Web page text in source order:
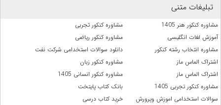
تبلیغات متنی
مشاوره کنکور هنر 1405
مشاوره کنکور تجربی
آموزش لغات انگلیسی
مشاوره کنکور ریاضی
مشاوره انتخاب رشته کنکور
دانلود سوالات استخدامی شرکت نفت
اشتراک الماس ماز
مشاوره کنکور زبان
اشتراک الماس ماز
مشاوره کنکور انسانی 1405
مشاوره کنکور تجربی 1405
بانک کتاب پایتخت
سوالات استخدامی اموزش وپرورش
خرید کتاب درسی